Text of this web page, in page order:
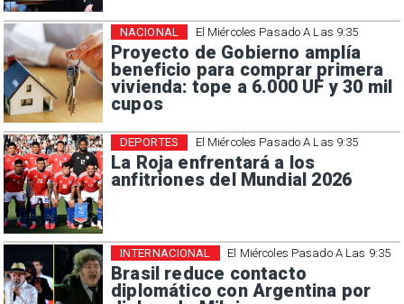
El Miércoles Pasado A Las 9:35
Proyecto de Gobierno amplía
beneficio para comprar primera
vivienda: tope a 6.000 UF y 30 mil
cupos
NACIONAL
El Miércoles Pasado A Las 9:35
La Roja enfrentará a los
anfitriones del Mundial 2026
DEPORTES
El Miércoles Pasado A Las 9:35
Brasil reduce contacto
diplomático con Argentina por
INTERNACIONAL